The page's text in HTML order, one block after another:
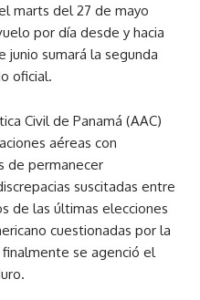
marts del 27 de mayo
por día desde y hacia
junio sumará la segunda
oficial.
Civil de Panamá (AAC)
aéreas con
de permanecer
suscitadas entre
de las últimas elecciones
cuestionadas por la
se agenció el